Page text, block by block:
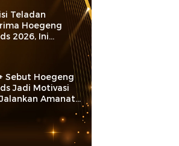
Teladan
Hoegeng
2026, Ini
dan Kiprahnya
Sebut Hoegeng
Jadi Motivasi
Amanat